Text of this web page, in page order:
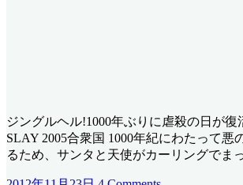
ジングルヘル!1000年ぶりに虐殺の日が復
SLAY 2005合衆国 1000年紀にわたって悪
るため、サンタと天使がカーリングでま